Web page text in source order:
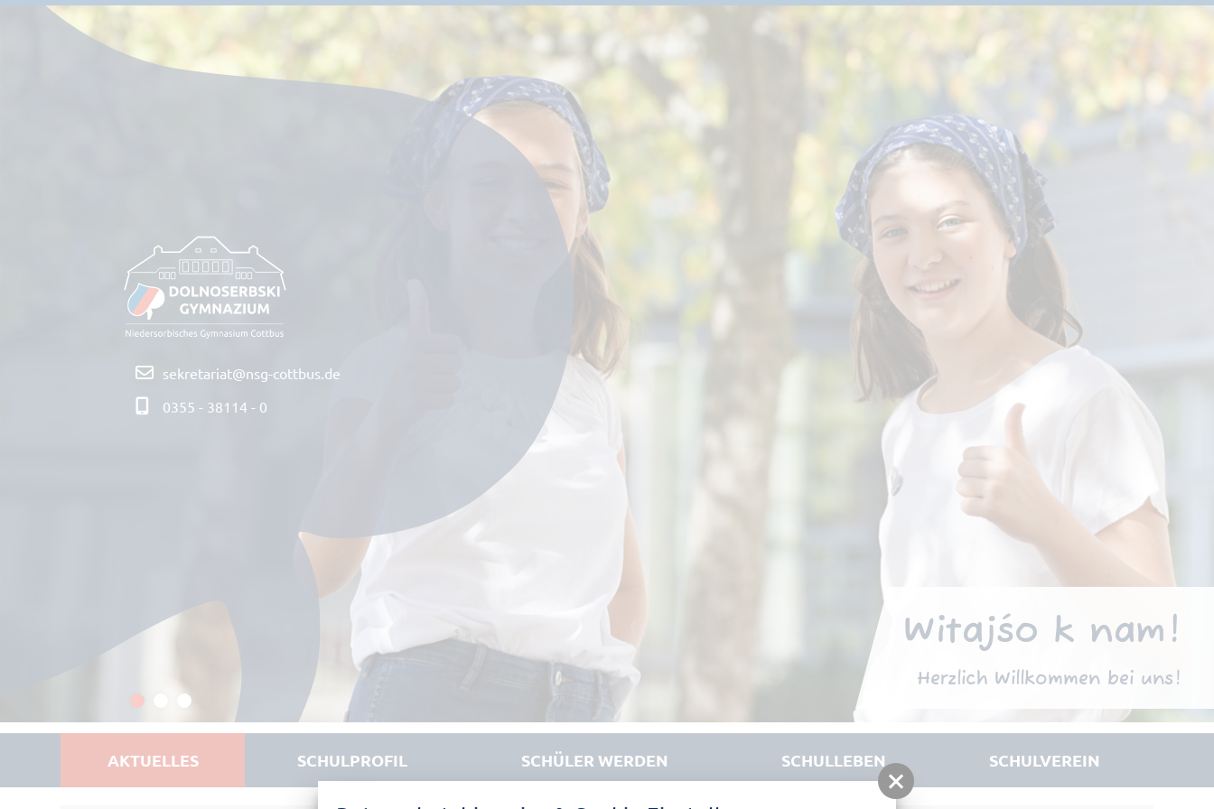
sekretariat@nsg-cottbus.de
0355 - 38114 - 0
Witajśo k nam!
Herzlich Willkommen bei uns!
AKTUELLES SCHULPROFIL SCHÜLER WERDEN SCHULLEBEN SCHULVEREIN